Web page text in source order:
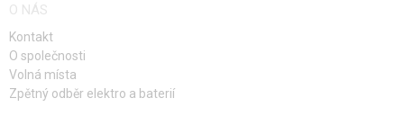
O NÁS
Kontakt
O společnosti
Volná místa
Zpětný odběr elektro a baterií